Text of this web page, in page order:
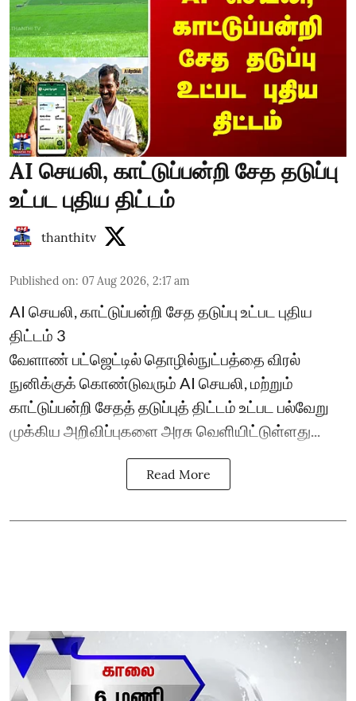
AI செயலி, காட்டுப்பன்றி சேத தடுப்பு
உட்பட புதிய திட்டம்
thanthitv
Published on: 07 Aug 2026, 2:17 am
AI செயலி, காட்டுப்பன்றி சேத தடுப்பு உட்பட புதிய
திட்டம் 3
வேளாண் பட்ஜெட்டில் தொழில்நுட்பத்தை விரல்
நுனிக்குக் கொண்டுவரும் AI செயலி, மற்றும்
காட்டுப்பன்றி சேதத் தடுப்புத் திட்டம் உட்பட பல்வேறு
முக்கிய அறிவிப்புகளை அரசு வெளியிட்டுள்ளது...
Read More